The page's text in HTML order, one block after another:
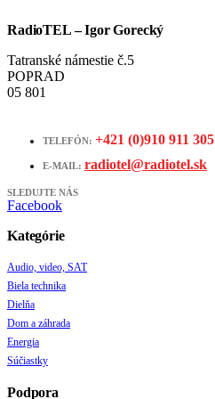
RadioTEL – Igor Gorecký
Tatranské námestie č.5
POPRAD
05 801
TELEFÓN: +421 (0)910 911 305
E-MAIL: radiotel@radiotel.sk
SLEDUJTE NÁS
Facebook
Kategórie
Audio, video, SAT
Biela technika
Dielňa
Dom a záhrada
Energia
Súčiastky
Podpora